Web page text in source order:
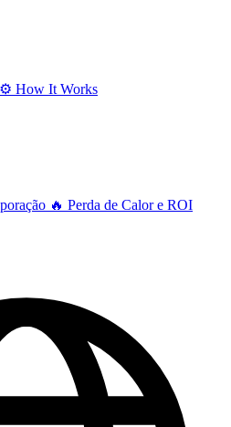
⚙️ How It Works
🔥 Perda de Calor e ROI